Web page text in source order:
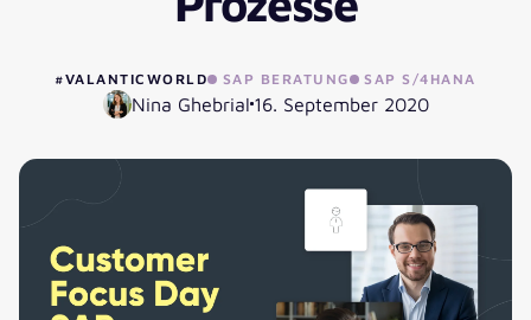
#VALANTICWORLD SAP BERATUNG SAP S/4HANA
Nina Ghebrial16. September 2020